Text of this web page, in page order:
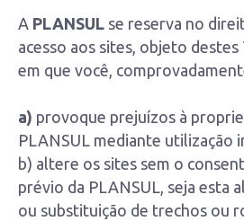
A PLANSUL se reserva no
acesso aos sites, objeto destes
em que você,
a) provoque prejuízos à
PLANSUL mediante utilização
b) altere os sites sem o
prévio da PLANSUL, seja esta
ou substituição de trechos ou